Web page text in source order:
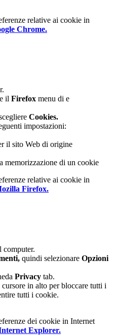
relative ai cookie in
Chrome.
il Firefox menu di e
Cookies.
impostazioni:
il sito Web di origine
memorizzazione di un cookie
relative ai cookie in
Firefox.
computer.
quindi selezionare Opzioni
Privacy tab.
cursore in alto per bloccare tutti i
tutti i cookie.
dei cookie in Internet
Explorer.